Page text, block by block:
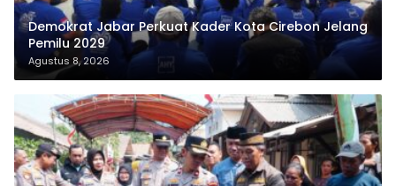
Demokrat Jabar Perkuat Kader Kota Cirebon Jelang
Pemilu 2029
Agustus 8, 2026